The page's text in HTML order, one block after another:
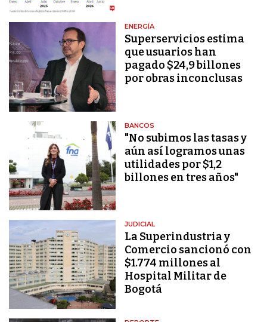
ENERGÍA
Superservicios estima
que usuarios han
pagado $24,9 billones
por obras inconclusas
BANCOS
"No subimos las tasas y
aún así logramos unas
utilidades por $1,2
billones en tres años"
JUDICIAL
La Superindustria y
Comercio sancionó con
$1.774 millones al
Hospital Militar de
Bogotá